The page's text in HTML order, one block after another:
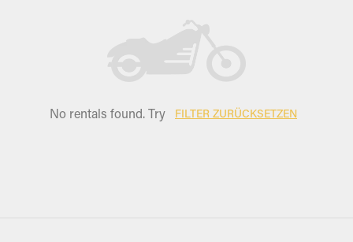
No rentals found. Try FILTER ZURÜCKSETZEN